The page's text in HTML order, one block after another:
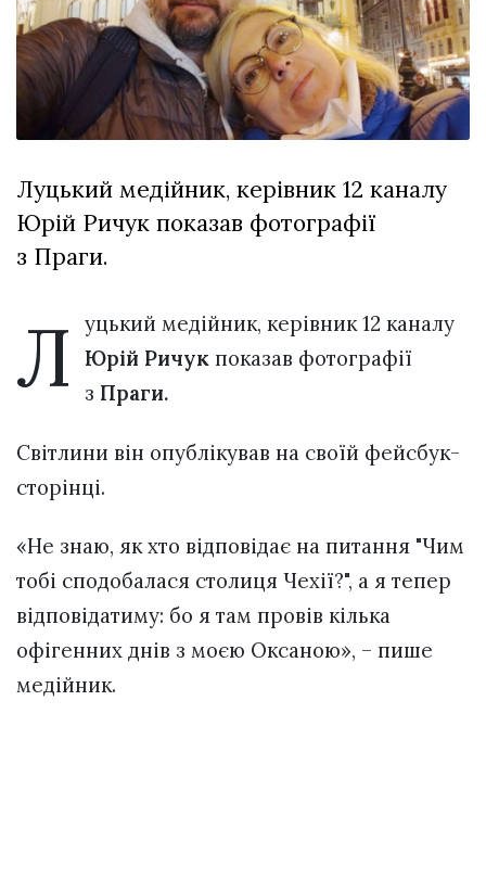
залишив у
Луцьку
три...
27 Липня 2026
765 переглядів
Всі розділи
Лайф
Афіша
ZONE 18+
Політика конфіденційності
Луцький медійник, керівник 12 каналу
Юрій Ричук показав фотографії
з Праги.
Л
уцький медійник, керівник 12 каналу
Юрій Ричук показав фотографії
з Праги.
Світлини він опублікував на своїй фейсбук-
сторінці.
«Не знаю, як хто відповідає на питання "Чим
тобі сподобалася столиця Чехії?", а я тепер
відповідатиму: бо я там провів кілька
офігенних днів з моєю Оксаною», – пише
медійник.